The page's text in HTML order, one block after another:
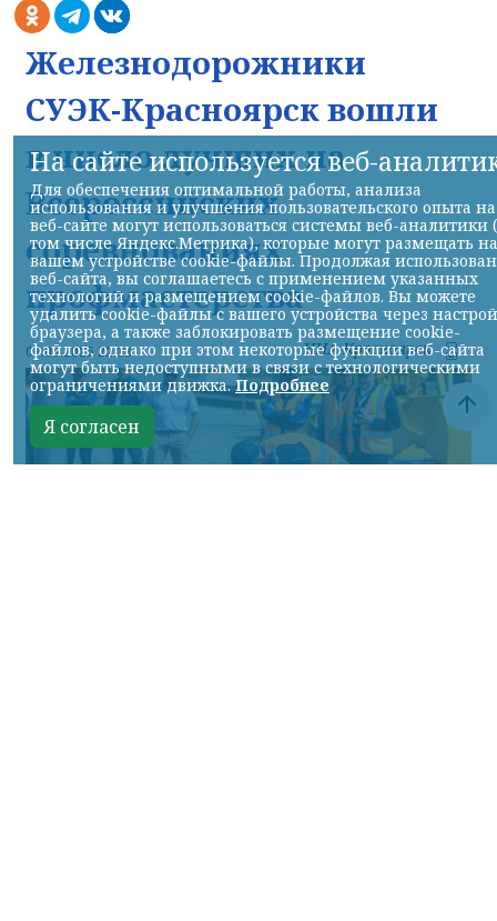
Железнодорожники
СУЭК-Красноярск вошли
в число лучших на
Всероссийских
соревнованиях
профмастерства
07.08.2026 22:13 НИА-Красноярск
На сайте используется веб-
Для обеспечения оптимальной работы, анализа
использования и улучшения пользовательского опыта на
веб-сайте могут использоваться системы веб-аналитики
том числе Яндекс.Метрика), которые могут размещать на
вашем устройстве cookie-файлы. Продолжая
веб-сайта, вы соглашаетесь с применением указанных
технологий и размещением cookie-файлов. Вы можете
удалить cookie-файлы с вашего устройства через
браузера, а также заблокировать размещение cookie-
файлов, однако при этом некоторые функции веб-сайта
могут быть недоступными в связи с технологическими
ограничениями движка.Подробнее
Я согласен